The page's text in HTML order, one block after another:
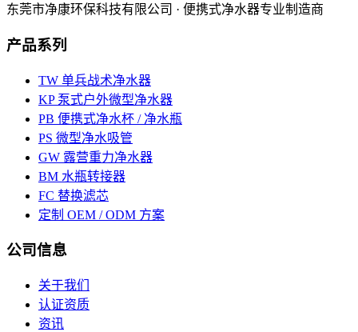
东莞市净康环保科技有限公司 · 便携式净水器专业制造商
产品系列
TW 单兵战术净水器
KP 泵式户外微型净水器
PB 便携式净水杯 / 净水瓶
PS 微型净水吸管
GW 露营重力净水器
BM 水瓶转接器
FC 替换滤芯
定制 OEM / ODM 方案
公司信息
关于我们
认证资质
资讯